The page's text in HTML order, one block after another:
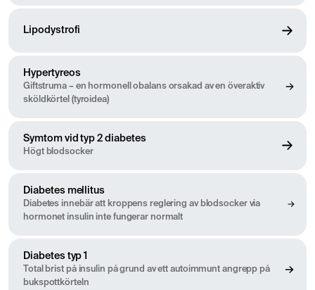
Lipodystrofi
Hypertyreos
Giftstruma – en hormonell obalans orsakad av en överaktiv
sköldkörtel (tyroidea)
Symtom vid typ 2 diabetes
Högt blodsocker
Diabetes mellitus
Diabetes innebär att kroppens reglering av blodsocker via
hormonet insulin inte fungerar normalt
Diabetes typ 1
Total brist på insulin på grund av ett autoimmunt angrepp på
bukspottkörteln